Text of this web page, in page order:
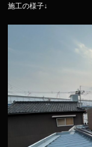
施工の様子↓